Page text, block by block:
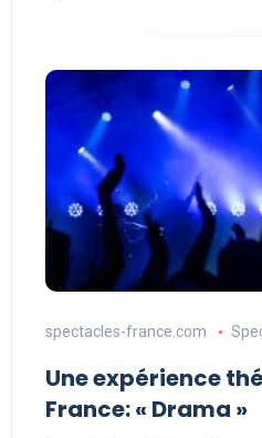
spectacles-france.com
Une expérience
France: « Drama »